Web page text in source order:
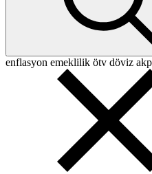
enflasyon emeklilik ötv döviz akp